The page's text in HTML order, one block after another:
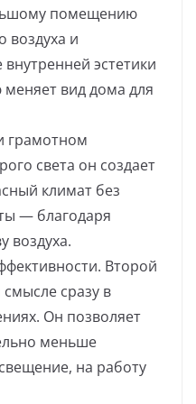
помещению
воздуха и
эстетики
вид дома для
грамотном
света он создает
климат без
— благодаря
воздуха.
Второй
смысле сразу в
Он позволяет
меньше
на работу